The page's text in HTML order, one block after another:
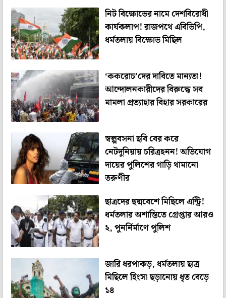
নিট বিক্ষোভের নামে দেশবিরোধী
কার্যকলাপ! রাজপথে এবিভিপি,
ধর্মতলায় বিক্ষোভ মিছিল
‘ককরোচ’দের দাবিতে মান্যতা!
আন্দোলনকারীদের বিরুদ্ধে সব
মামলা প্রত্যাহার বিহার সরকারের
স্বল্পবসনা ছবি বের করে
নেটদুনিয়ায় চরিত্রহনন! অভিযোগ
দায়ের পুলিশের গাড়ি থামানো
তরুণীর
ছাত্রদের ছদ্মবেশে মিছিলে এন্ট্রি!
ধর্মতলার অশান্তিতে গ্রেপ্তার আরও
২, পুনর্নির্মাণে পুলিশ
জারি ধরপাকড়, ধর্মতলায় ছাত্র
মিছিলে হিংসা ছড়ানোয় ধৃত বেড়ে
১৪